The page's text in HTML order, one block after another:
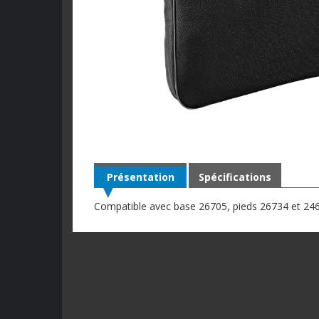
Présentation
Compatible avec base 26705, pieds 26734 et
Spécifications